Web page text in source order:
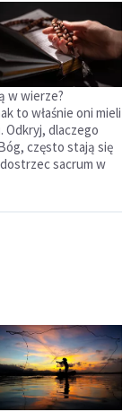
w wierze?
to właśnie oni mieli
Odkryj, dlaczego
często stają się
sacrum w